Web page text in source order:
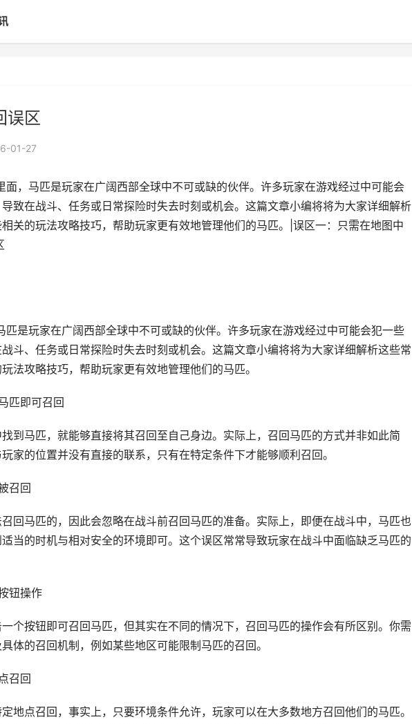
误区
01-27
面，马匹是玩家在广阔西部全球中不可或缺的伙伴。许多玩家在游戏经过中可能会
致在战斗、任务或日常探险时失去时刻或机会。这篇文章小编将将为大家详细解析
关的玩法攻略技巧，帮助玩家更有效地管理他们的马匹。|误区一：只需在地图中
匹是玩家在广阔西部全球中不可或缺的伙伴。许多玩家在游戏经过中可能会犯一些
斗、任务或日常探险时失去时刻或机会。这篇文章小编将将为大家详细解析这些常
法攻略技巧，帮助玩家更有效地管理他们的马匹。
匹即可召回
到马匹，就能够直接将其召回至自己身边。实际上，召回马匹的方式并非如此简
家的位置并没有直接的联系，只有在特定条件下才能够顺利召回。
召回
回马匹的，因此会忽略在战斗前召回马匹的准备。实际上，即便在战斗中，马匹也
当的时机与相对安全的环境即可。这个误区常常导致玩家在战斗中面临缺乏马匹的
钮操作
个按钮即可召回马匹，但其实在不同的情况下，召回马匹的操作会有所区别。你需
体的召回机制，例如某些地区可能限制马匹的召回。
召回
地点召回，事实上，只要环境条件允许，玩家可以在大多数地方召回他们的马匹。